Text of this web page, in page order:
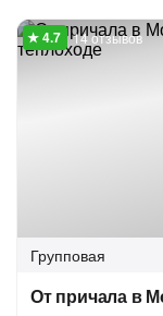
14 отзывов
Групповая
От причала в